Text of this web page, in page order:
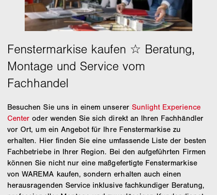
Besuchen Sie uns in einem unserer Sunlight Experience
Center oder wenden Sie sich direkt an Ihren Fachhändler
vor Ort, um ein Angebot für Ihre Fenstermarkise zu
erhalten. Hier finden Sie eine umfassende Liste der besten
Fachbetriebe in Ihrer Region. Bei den aufgeführten Firmen
können Sie nicht nur eine maßgefertigte Fenstermarkise
von WAREMA kaufen, sondern erhalten auch einen
herausragenden Service inklusive fachkundiger Beratung,